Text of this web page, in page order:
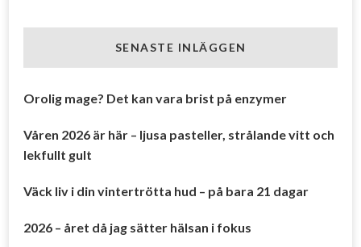
SENASTE INLÄGGEN
Orolig mage? Det kan vara brist på enzymer
Våren 2026 är här – ljusa pasteller, strålande vitt och
lekfullt gult
Väck liv i din vintertrötta hud – på bara 21 dagar
2026 – året då jag sätter hälsan i fokus